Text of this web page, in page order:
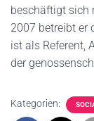
beschäftigt sich
2007 betreibt er
ist als Referent,
der
Kategorien: